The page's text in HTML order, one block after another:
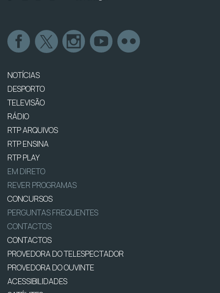
NOTÍCIAS
DESPORTO
TELEVISÃO
RÁDIO
RTP ARQUIVOS
RTP ENSINA
RTP PLAY
EM DIRETO
REVER PROGRAMAS
CONCURSOS
PERGUNTAS FREQUENTES
CONTACTOS
CONTACTOS
PROVEDORA DO TELESPECTADOR
PROVEDORA DO OUVINTE
ACESSIBILIDADES